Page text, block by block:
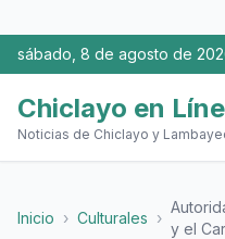
sábado, 8 de agosto de
Chiclayo en
Noticias de Chiclayo y
Inicio › Culturales ›
y el